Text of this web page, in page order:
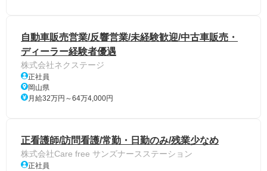
自動車販売営業/反響営業/未経験歓迎/中古車販売・
ディーラー経験者優遇
株式会社ネクステージ
正社員
岡山県
月給32万円～64万4,000円
正看護師/訪問看護/常勤・日勤のみ/残業少なめ
株式会社Care free サンズナースステーション
正社員